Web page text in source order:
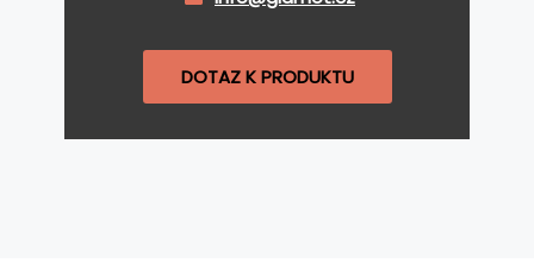
DOTAZ K PRODUKTU